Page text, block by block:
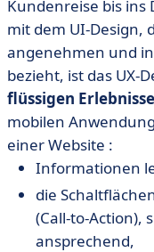
Kundenreise bis
mit dem UI-Design,
angenehmen und
bezieht, ist das UX-
flüssigen
mobilen
einer Website :
Informationen
die
(Call-to-Action),
ansprechend,